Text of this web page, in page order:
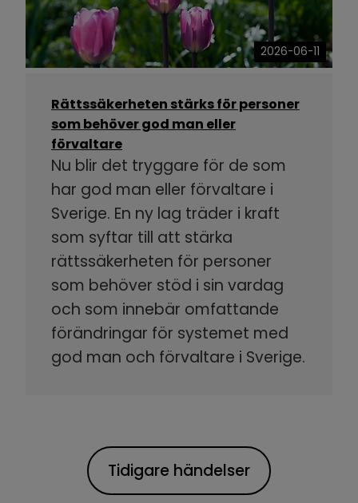
2026-06-11
Rättssäkerheten stärks för personer
som behöver god man eller
förvaltare
Nu blir det tryggare för de som
har god man eller förvaltare i
Sverige. En ny lag träder i kraft
som syftar till att stärka
rättssäkerheten för personer
som behöver stöd i sin vardag
och som innebär omfattande
förändringar för systemet med
god man och förvaltare i Sverige.
Tidigare händelser